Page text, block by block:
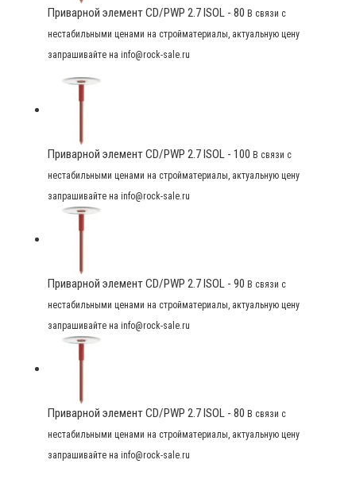
Приварной элемент CD/PWP 2.7 ISOL - 80 В связи с
нестабильными ценами на стройматериалы, актуальную цену
запрашивайте на info@rock-sale.ru
Приварной элемент CD/PWP 2.7 ISOL - 100 В связи с
нестабильными ценами на стройматериалы, актуальную цену
запрашивайте на info@rock-sale.ru
Приварной элемент CD/PWP 2.7 ISOL - 90 В связи с
нестабильными ценами на стройматериалы, актуальную цену
запрашивайте на info@rock-sale.ru
Приварной элемент CD/PWP 2.7 ISOL - 80 В связи с
нестабильными ценами на стройматериалы, актуальную цену
запрашивайте на info@rock-sale.ru